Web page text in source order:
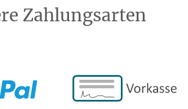
Zahlungsarten